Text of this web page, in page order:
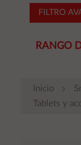
FILTRO
RANGO
Inicio
Tablets y